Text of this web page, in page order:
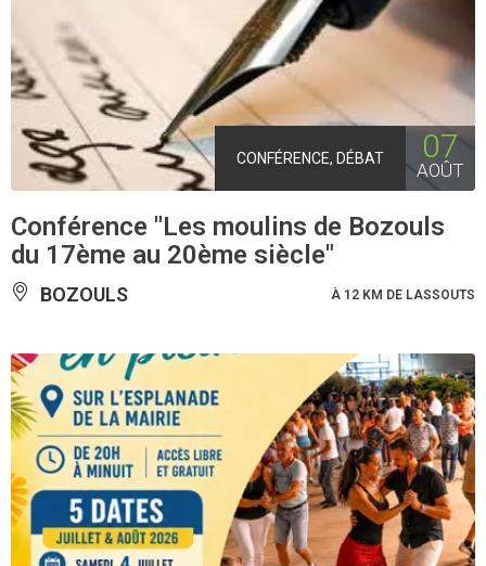
CONFÉRENCE, DÉBAT 07
AOÛT
Conférence "Les moulins de Bozouls
du 17ème au 20ème siècle"
BOZOULS À 12 KM DE LASSOUTS